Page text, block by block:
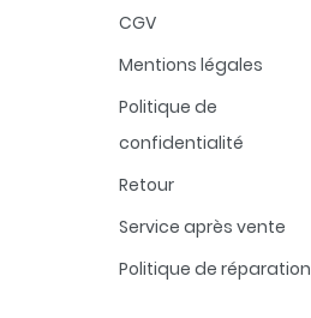
CGV
Mentions légales
Politique de
confidentialité
Retour
Service après vente
Politique de réparation